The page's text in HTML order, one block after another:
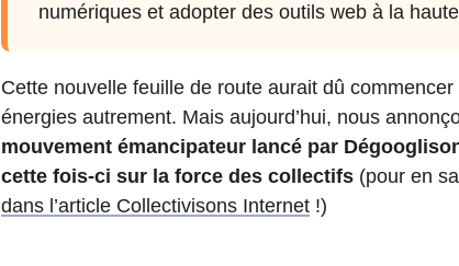
numériques et adopter des outils web à la
Cette nouvelle feuille de route aurait dû
énergies autrement. Mais aujourd’hui, nous
mouvement émancipateur lancé par
cette fois-ci sur la force des collectifs(pour en
dans l’article Collectivisons Internet!)